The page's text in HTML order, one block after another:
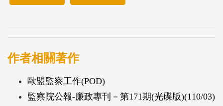
作者相關著作
歐盟監察工作(POD)
監察院公報-廉政專刊－第171期(光碟版)(110/03)